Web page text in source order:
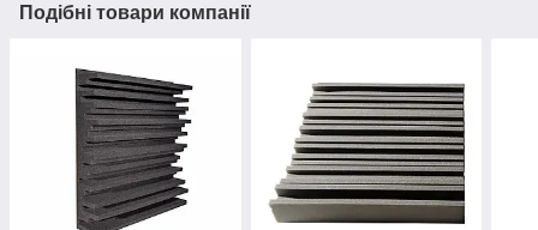
Подібні товари компанії